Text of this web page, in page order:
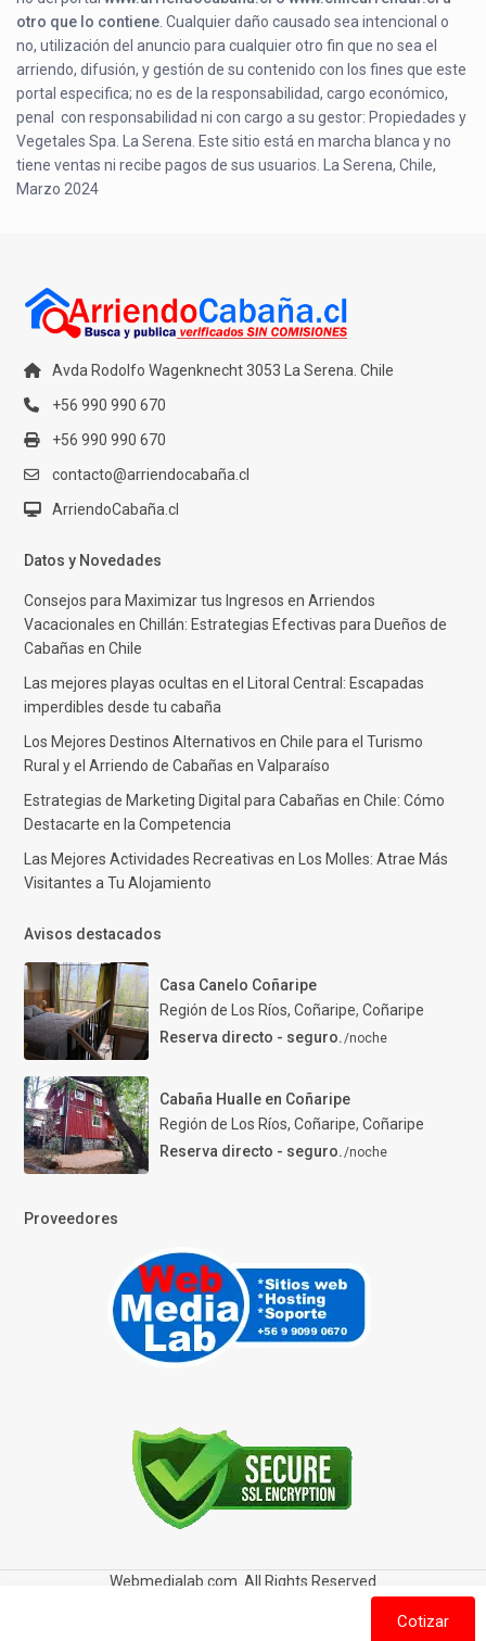
otro que lo contiene . Cualquier daño causado sea intencional o
no, utilización del anuncio para cualquier otro fin que no sea el
arriendo, difusión, y gestión de su contenido con los fines que este
portal especifica; no es de la responsabilidad, cargo económico,
penal con responsabilidad ni con cargo a su gestor: Propiedades y
Vegetales Spa. La Serena. Este sitio está en marcha blanca y no
tiene ventas ni recibe pagos de sus usuarios. La Serena, Chile,
Marzo 2024
Avda Rodolfo Wagenknecht 3053 La Serena. Chile
+56 990 990 670
+56 990 990 670
contacto@arriendocabaña.cl
ArriendoCabaña.cl
Datos y Novedades
Consejos para Maximizar tus Ingresos en Arriendos
Vacacionales en Chillán: Estrategias Efectivas para Dueños de
Cabañas en Chile
Las mejores playas ocultas en el Litoral Central: Escapadas
imperdibles desde tu cabaña
Los Mejores Destinos Alternativos en Chile para el Turismo
Rural y el Arriendo de Cabañas en Valparaíso
Estrategias de Marketing Digital para Cabañas en Chile: Cómo
Destacarte en la Competencia
Las Mejores Actividades Recreativas en Los Molles: Atrae Más
Visitantes a Tu Alojamiento
Avisos destacados
Casa Canelo Coñaripe
Región de Los Ríos, Coñaripe, Coñaripe
Reserva directo - seguro./noche
Cabaña Hualle en Coñaripe
Región de Los Ríos, Coñaripe, Coñaripe
Reserva directo - seguro./noche
Proveedores
Webmedialab.com. All Rights Reserved
Política de privacidad
Política de Cookies
Cotizar